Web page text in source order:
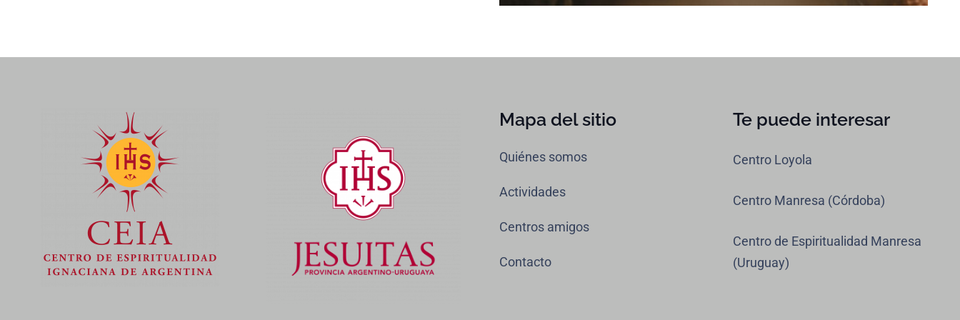
Mapa del sitio
Quiénes somos
Actividades
Centros amigos
Contacto
Te puede interesar
Centro Loyola
Centro Manresa (Córdoba)
Centro de Espiritualidad Manresa
(Uruguay)